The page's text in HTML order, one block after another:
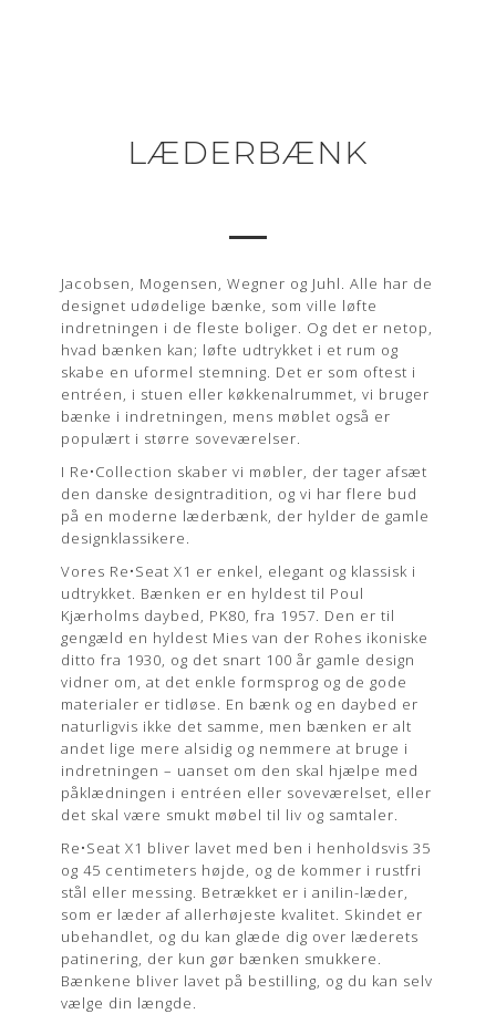
LÆDERBÆNK
Jacobsen, Mogensen, Wegner og Juhl. Alle har de
designet udødelige bænke, som ville løfte
indretningen i de fleste boliger. Og det er netop,
hvad bænken kan; løfte udtrykket i et rum og
skabe en uformel stemning. Det er som oftest i
entréen, i stuen eller køkkenalrummet, vi bruger
bænke i indretningen, mens møblet også er
populært i større soveværelser.
I Re•Collection skaber vi møbler, der tager afsæt
den danske designtradition, og vi har flere bud
på en moderne læderbænk, der hylder de gamle
designklassikere.
Vores Re•Seat X1 er enkel, elegant og klassisk i
udtrykket. Bænken er en hyldest til Poul
Kjærholms daybed, PK80, fra 1957. Den er til
gengæld en hyldest Mies van der Rohes ikoniske
ditto fra 1930, og det snart 100 år gamle design
vidner om, at det enkle formsprog og de gode
materialer er tidløse. En bænk og en daybed er
naturligvis ikke det samme, men bænken er alt
andet lige mere alsidig og nemmere at bruge i
indretningen – uanset om den skal hjælpe med
påklædningen i entréen eller soveværelset, eller
det skal være smukt møbel til liv og samtaler.
Re•Seat X1 bliver lavet med ben i henholdsvis 35
og 45 centimeters højde, og de kommer i rustfri
stål eller messing. Betrækket er i anilin-læder,
som er læder af allerhøjeste kvalitet. Skindet er
ubehandlet, og du kan glæde dig over læderets
patinering, der kun gør bænken smukkere.
Bænkene bliver lavet på bestilling, og du kan selv
vælge din længde.